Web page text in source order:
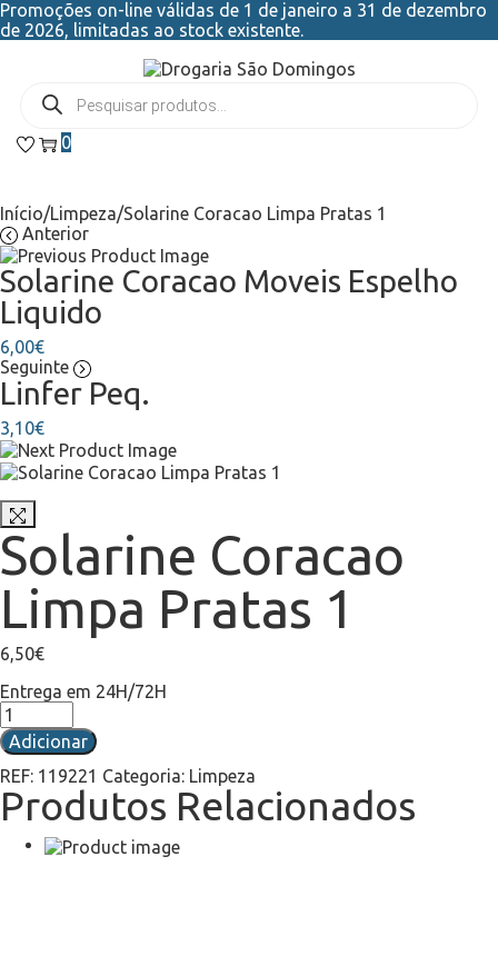
Promoções on-line válidas de 1 de janeiro a 31 de dezembro
de 2026, limitadas ao stock existente.
0
Início/Limpeza/Solarine Coracao Limpa Pratas 1
Anterior
Solarine Coracao Moveis Espelho
Liquido
6,00€
Seguinte
Linfer Peq.
3,10€
Solarine Coracao
Limpa Pratas 1
6,50€
Entrega em 24H/72H
Adicionar
REF: 119221 Categoria: Limpeza
Produtos Relacionados